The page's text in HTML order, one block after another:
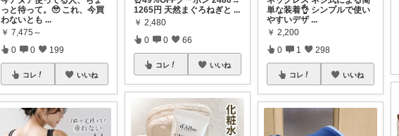
っと待って。🥹 これ、今買
わないとも ...
￥ 7,475～
0 0 199
コレ いいね
1265円 天然まぐろねぎと ...
￥ 2,480
0 0 66
コレ いいね
単な装着👌 シンプルで使い
やすいデザ ...
￥ 2,200
0 1 298
コレ いいね